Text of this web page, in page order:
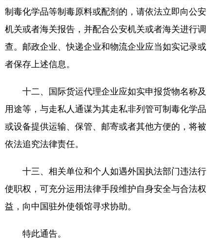
制毒化学品等制毒原料或配剂的，请依法立即向公安
机关或者海关报告，并配合公安机关或者海关进行调
查。邮政企业、快递企业和物流企业应当如实记录或
者保存上述信息。
十二、国际货运代理企业应如实申报货物名称及
用途等，与走私人通谋为其走私非列管可制毒化学品
或设备提供运输、保管、邮寄或者其他方便的，将被
依法追究法律责任。
十三、相关单位和个人如遇外国执法部门违法行
使职权，可充分运用法律手段维护自身安全与合法权
益，向中国驻外使领馆寻求协助。
特此通告。